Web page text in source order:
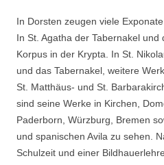
In Dorsten zeugen viele
In St. Agatha der Tabernakel
Korpus in der Krypta. In St.
und das Tabernakel, weitere
St. Matthäus- und St.
sind seine Werke in Kirchen,
Paderborn, Würzburg, Bremen
und spanischen Avila zu sehen.
Schulzeit und einer